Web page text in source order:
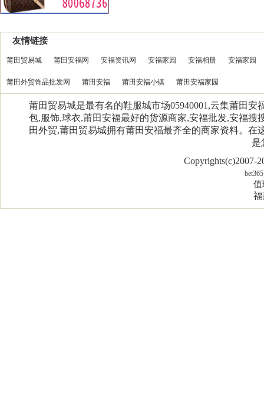
友情链接
莆田贸易城 莆田安福网 安福资讯网 安福家园 安福相册 安福家园
莆田外贸饰品批发网 莆田安福 莆田安福小镇 莆田安福家园
莆田贸易城是最有名的鞋服城市场05940001,云集莆田
包,服饰,球衣,莆田安福最好的货源商家,安福批发,安福
田外贸,莆田贸易城拥有莆田安福最齐全的商家资料。
是
Copyrights(c)2007-
bet365
值